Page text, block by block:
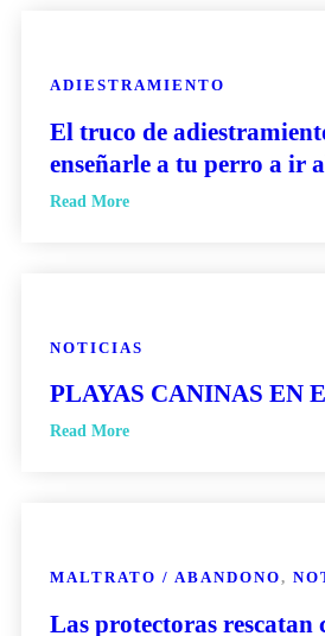
ADIESTRAMIENTO
El truco de
enseñarle a tu perro a ir
Read More
NOTICIAS
PLAYAS CANINAS EN
Read More
MALTRATO / ABANDONO,
Las protectoras rescatan